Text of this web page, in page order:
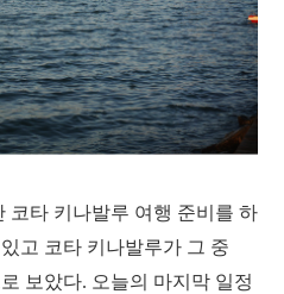
코타 키나발루 여행 준비를 하
고 코타 키나발루가 그 중
보았다. 오늘의 마지막 일정